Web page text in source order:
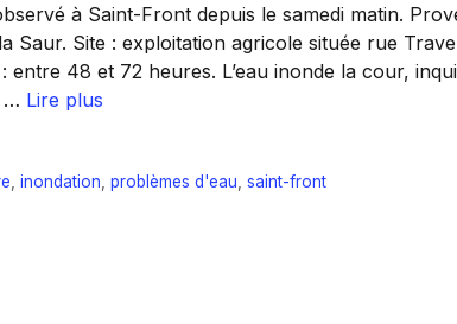
à Saint-Front depuis le samedi matin.
Saur. Site : exploitation agricole située rue
48 et 72 heures. L’eau inonde la cour,
… Lire plus
inondation problèmes d'eau saint-front